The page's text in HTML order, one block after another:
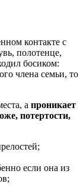
контакте с
полотенце,
босиком:
члена семьи, то
а проникает
потертости,
если она из